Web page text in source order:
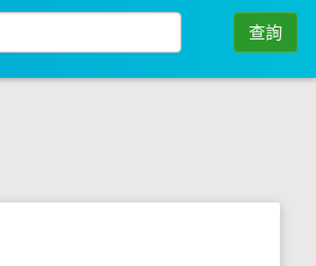
鍵
查詢